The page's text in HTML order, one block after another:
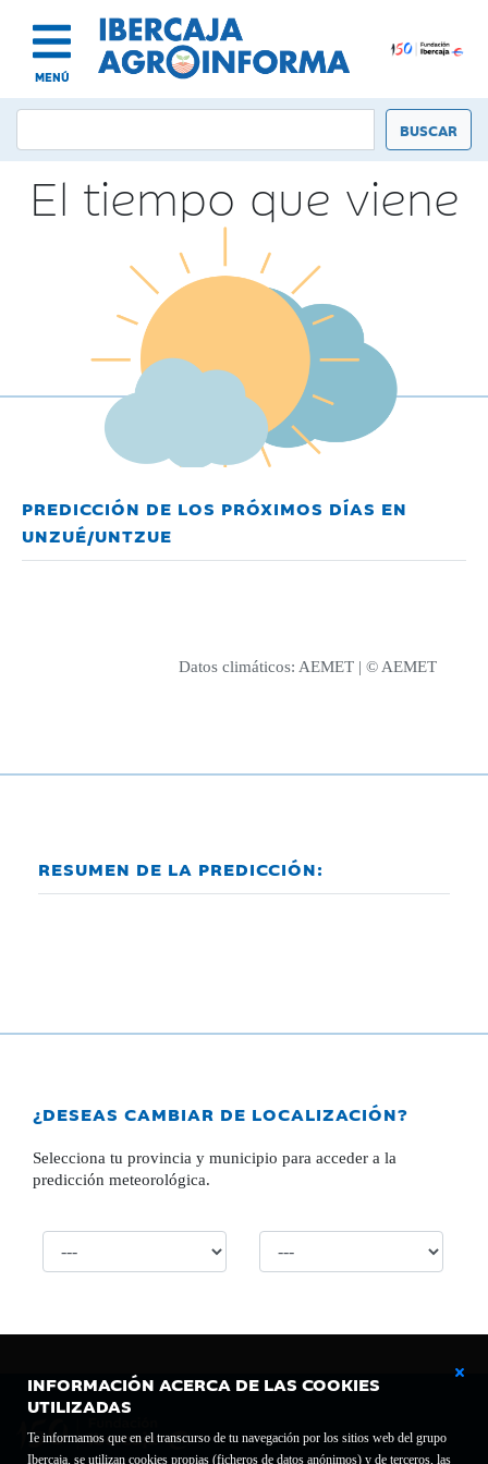
MENÚ
INFORMACIÓN ACERCA DE LAS COOKIES
UTILIZADAS
Te informamos que en el transcurso de tu navegación por los sitios web del grupo
Ibercaja, se utilizan cookies propias (ficheros de datos anónimos) y de terceros, las
El tiempo que viene
PREDICCIÓN DE LOS PRÓXIMOS DÍAS EN
UNZUÉ/UNTZUE
Datos climáticos: AEMET | © AEMET
RESUMEN DE LA PREDICCIÓN:
¿DESEAS CAMBIAR DE LOCALIZACIÓN?
Selecciona tu provincia y municipio para acceder a la
predicción meteorológica.